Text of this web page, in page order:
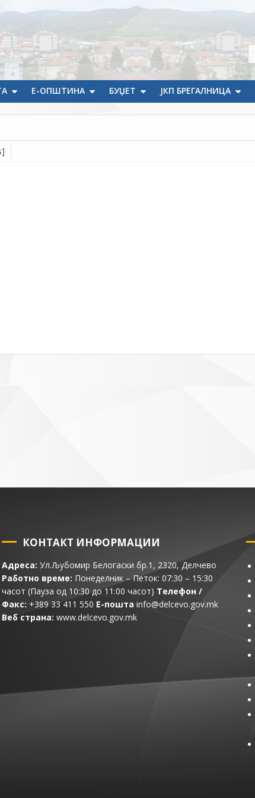
Е-ОПШТИНА БУЏЕТ ЈКП БРЕГАЛНИЦА
КОНТАКТ ИНФОРМАЦИИ
Адреса: Ул.Љубомир Белогаски бр.1, 2320, Делчево
Работно време: Понеделник – Петок: 07:30 – 15:30
часот (Пауза од 10:30 до 11:00 часот) Телефон /
Факс: +389 33 411 550 Е-пошта info@delcevo.gov.mk
Веб страна: www.delcevo.gov.mk